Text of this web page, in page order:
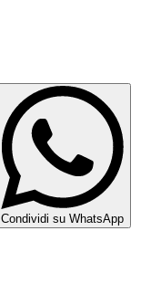
Condividi su WhatsApp